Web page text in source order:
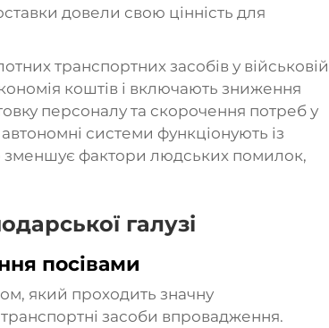
довели свою цінність для
транспортних засобів у військовій
коштів і включають зниження
персоналу та скорочення потреб у
системи функціонують із
зменшує фактори людських помилок,
галузі
посівами
який проходить значну
засоби впровадження.